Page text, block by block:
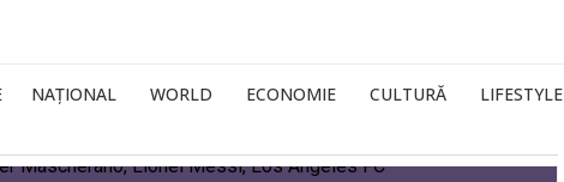
NAȚIONAL WORLD ECONOMIE CULTURĂ LIFESTYLE